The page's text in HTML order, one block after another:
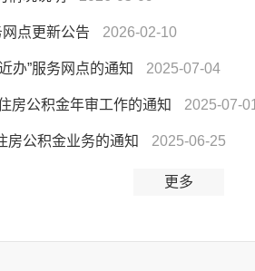
网点更新公告 2026-02-10
办”服务网点的通知 2025-07-04
房公积金年审工作的通知 2025-07-01
房公积金业务的通知 2025-06-25
更多